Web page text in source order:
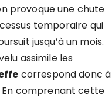
provoque une chute
temporaire qui
jusqu’à un mois.
assimile les
correspond donc à
comprenant cette